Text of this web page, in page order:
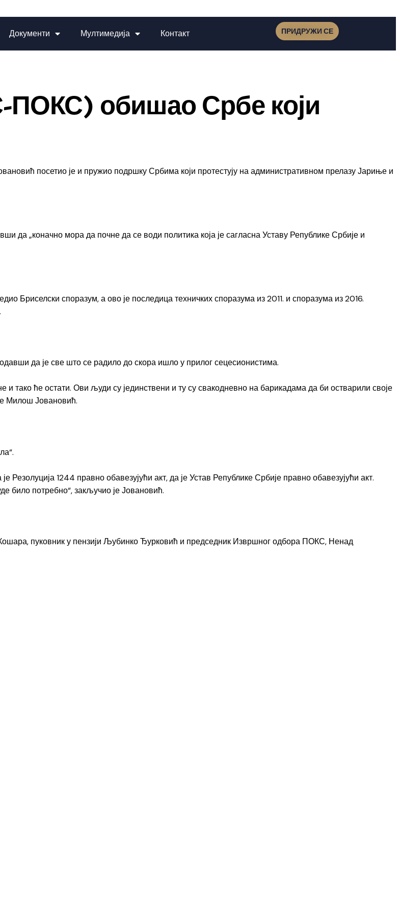
Документи Мултимедија Контакт ПРИДРУЖИ СЕ
обишао Србе који
посетио је и пружио подршку Србима који протестују на административном прелазу Јариње и
да „коначно мора да почне да се води политика која је сагласна Уставу Републике Србије и
Бриселски споразум, а ово је последица техничких споразума из 2011. и споразума из 2016.
да је све што се радило до скора ишло у прилог сецесионистима.
тако ће остати. Ови људи су јединствени и ту су свакодневно на барикадама да би остварили своје
Милош Јовановић.
1244 правно обавезујући акт, да је Устав Републике Србије правно обавезујући акт.
било потребно“, закључио је Јовановић.
пуковник у пензији Љубинко Ђурковић и председник Извршног одбора ПОКС, Ненад